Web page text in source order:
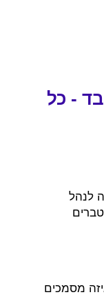
- כל
לנהל
מסמכים